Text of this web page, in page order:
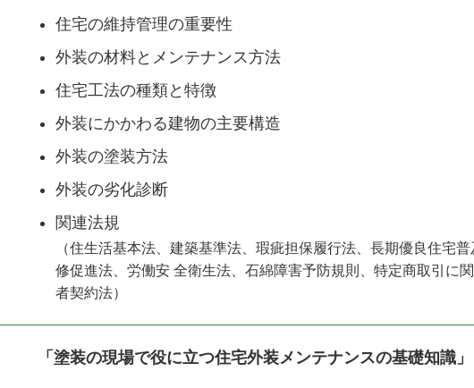
住宅の維持管理の重要性
外装の材料とメンテナンス方法
住宅工法の種類と特徴
外装にかかわる建物の主要構造
外装の塗装方法
外装の劣化診断
関連法規
（住生活基本法、建築基準法、瑕疵担保履行法、長期優良住宅
修促進法、労働安 全衛生法、石綿障害予防規則、特定商取引に
者契約法）
「塗装の現場で役に立つ住宅外装メンテナンスの基礎知識」